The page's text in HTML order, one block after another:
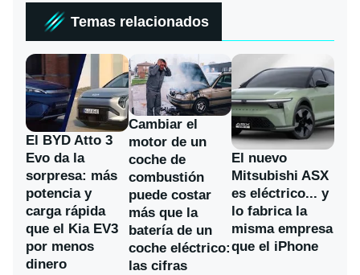
Temas relacionados
El BYD Atto 3
Evo da la
sorpresa: más
potencia y
carga rápida
que el Kia EV3
por menos
dinero
Cambiar el
motor de un
coche de
combustión
puede costar
más que la
batería de un
coche eléctrico:
las cifras
El nuevo
Mitsubishi ASX
es eléctrico... y
lo fabrica la
misma empresa
que el iPhone